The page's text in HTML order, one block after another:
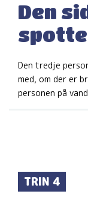
Den
Den tredje
med, om der er
personen på
TRIN 4